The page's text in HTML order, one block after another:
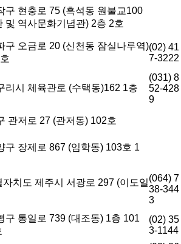
구 현충로 75 (흑석동 원불교100
및 역사문화기념관) 2층 2호
구 오금로 20 (신천동 잠실나루역)(02) 41
7-3222
리시 체육관로 (수택동)162 1층
(031) 8
52-428
9
관저로 27 (관저동) 102호
구 장제로 867 (임학동) 103호 1
자치도 제주시 서광로 297 (이도일(064) 7
38-344
3
구 통일로 739 (대조동) 1층 101
(02) 35
3-1144